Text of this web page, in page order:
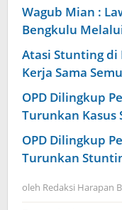
Wagub Mian :
Bengkulu
Atasi Stunting
Kerja Sama
OPD Dilingkup
Turunkan Kasus
OPD Dilingkup
Turunkan
oleh Redaksi Harapan